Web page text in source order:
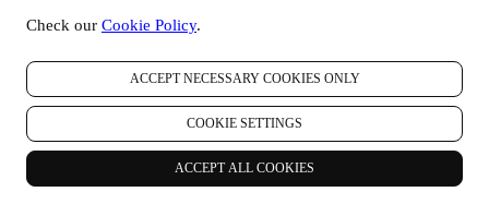
Check our Cookie Policy.
ACCEPT NECESSARY COOKIES ONLY
COOKIE SETTINGS
ACCEPT ALL COOKIES
vos données en fonction de notre intérêt légitime (dûment
mails de suivi dans le cas où vous auriez ajouté des articles
dans votre panier sans finaliser votre achat en ligne. Si vous
ne finalisez pas l'achat dans un certain délai, aucune autre
communication de suivi ne sera envoyée.
POUR VOUS INFORMER À PROPOS DES
NOUVELLES ET OFFRES CONCERNANT LES
PRODUITS LE CREUSET